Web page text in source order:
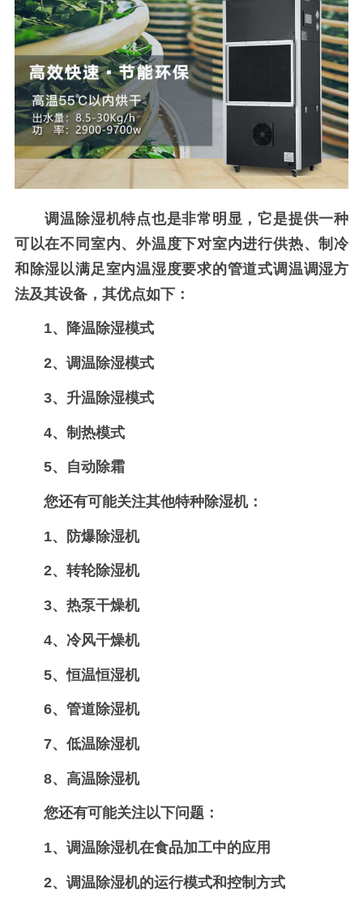
调温除湿机特点也是非常明显，它是提供一种
可以在不同室内、外温度下对室内进行供热、制冷
和除湿以满足室内温湿度要求的管道式调温调湿方
法及其设备，其优点如下：
1、降温除湿模式
2、调温除湿模式
3、升温除湿模式
4、制热模式
5、自动除霜
您还有可能关注其他特种除湿机：
1、防爆除湿机
2、转轮除湿机
3、热泵干燥机
4、冷风干燥机
5、恒温恒湿机
6、管道除湿机
7、低温除湿机
8、高温除湿机
您还有可能关注以下问题：
1、 调温除湿机在食品加工中的应用
2、 调温除湿机的运行模式和控制方式